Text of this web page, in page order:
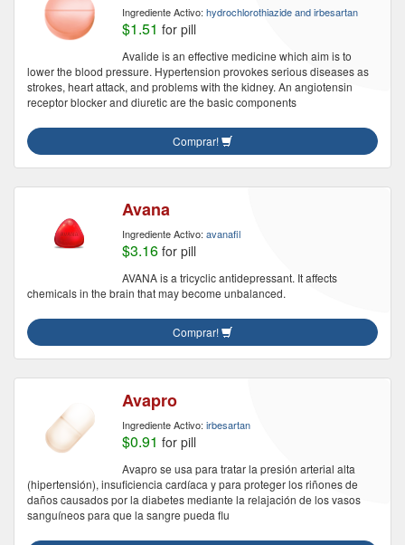
Ingrediente Activo: hydrochlorothiazide and irbesartan
$1.51 for pill
Avalide is an effective medicine which aim is to
lower the blood pressure. Hypertension provokes serious diseases as
strokes, heart attack, and problems with the kidney. An angiotensin
receptor blocker and diuretic are the basic components
Comprar!
Avana
Ingrediente Activo: avanafil
$3.16 for pill
AVANA is a tricyclic antidepressant. It affects
chemicals in the brain that may become unbalanced.
Comprar!
Avapro
Ingrediente Activo: irbesartan
$0.91 for pill
Avapro se usa para tratar la presión arterial alta
(hipertensión), insuficiencia cardíaca y para proteger los riñones de
daños causados ​​por la diabetes mediante la relajación de los vasos
sanguíneos para que la sangre pueda flu